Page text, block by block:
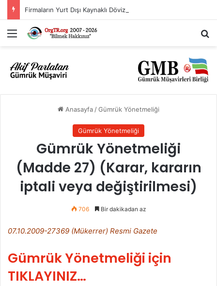
Menü
Anasayfa/Gümrük Yönetmeliği
Gümrük Yönetmeliği
Gümrük Yönetmeliği
(Madde 27) (Karar, kararın
iptali veya değiştirilmesi)
706 Bir dakikadan az
07.10.2009-27369 (Mükerrer) Resmi Gazete
Gümrük Yönetmeliği için
TIKLAYINIZ…